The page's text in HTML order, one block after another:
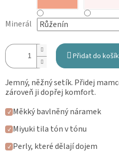
Minerál
Přidat do
Jemný, něžný setík. Přidej
zároveň ji dopřej komfort.
✓ Měkký bavlněný náramek
✓ Miyuki tila tón v tónu
✓ Perly, které dělají dojem